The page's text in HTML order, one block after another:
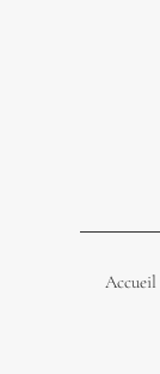
Accueil